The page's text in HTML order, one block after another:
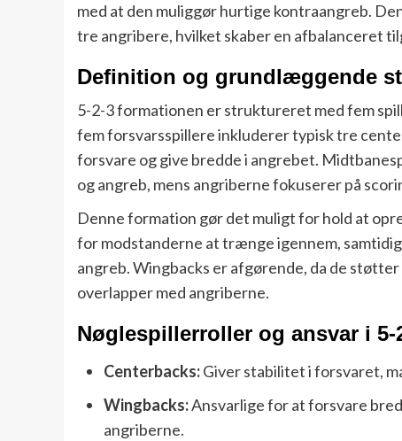
med at den muliggør hurtige kontraangreb.
tre angribere, hvilket skaber en afbalanceret
Definition og grundlæggende
5-2-3 formationen er struktureret med fem
fem forsvarsspillere inkluderer typisk tre
forsvare og give bredde i angrebet.
og angreb, mens angriberne fokuserer på
Denne formation gør det muligt for hold at
for modstanderne at trænge igennem,
angreb. Wingbacks er afgørende, da de
overlapper med angriberne.
Nøglespillerroller og ansvar i 5-
Centerbacks:Giver stabilitet i forsvaret,
Wingbacks:Ansvarlige for at forsvare
angriberne.